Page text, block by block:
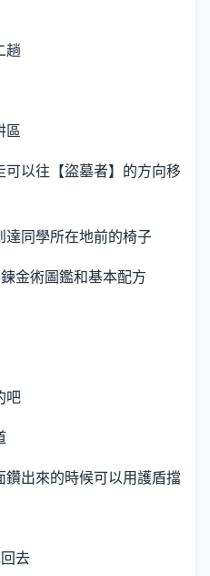
趟
區
以往【盜墓者】的方向移
達同學所在地前的椅子
金術圖鑑和基本配方
吧
出來的時候可以用護盾擋
去